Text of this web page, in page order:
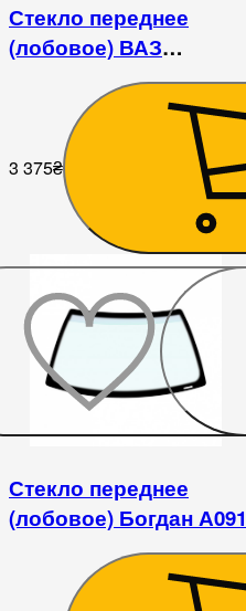
Стекло переднее
(лобовое) ВАЗ
1117/1118/1119
3 375₴
Стекло переднее
(лобовое) Богдан А091